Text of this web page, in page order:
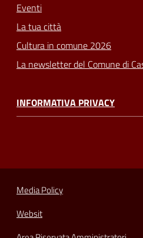
Eventi
La tua città
Cultura in comune 2026
La newsletter del Comune di
INFORMATIVA PRIVACY
Media Policy
Websit